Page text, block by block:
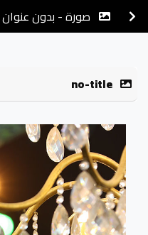
صورة - بدون عنوان
no-title